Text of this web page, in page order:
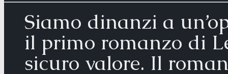
Siamo dinanzi a
il primo romanzo di
sicuro valore. Il